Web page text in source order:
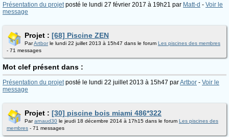
Présentation du projetposté le lundi 27 février 2017 à 19h21 par Matt-d - Voir le
message
Projet : [68] Piscine ZEN
ParArtborle lundi 22 juillet 2013 à 15h47 dans le forum Les piscines des membres
- 71 messages
Mot clef présent dans :
Présentation du projetposté le lundi 22 juillet 2013 à 15h47 parArtbor - Voir le
message
Projet : [30] piscine bois miami 486*322
Pararnaud30 le jeudi 18 décembre 2014 à 17h15 dans le forum Les piscines des
membres - 71 messages